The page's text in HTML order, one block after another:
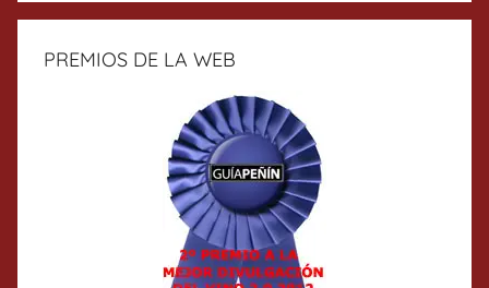
PREMIOS DE LA WEB